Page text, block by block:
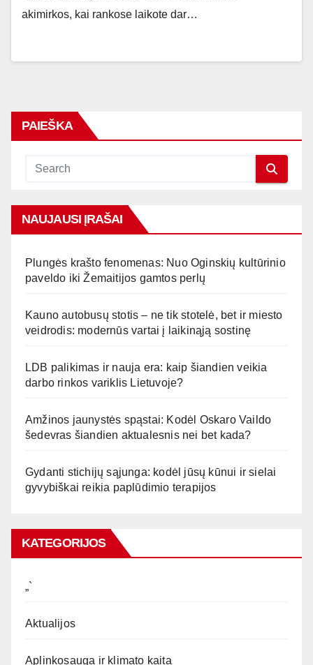
akimirkos, kai rankose laikote dar…
PAIEŠKA
NAUJAUSI ĮRAŠAI
Plungės krašto fenomenas: Nuo Oginskių kultūrinio
paveldo iki Žemaitijos gamtos perlų
Kauno autobusų stotis – ne tik stotelė, bet ir miesto
veidrodis: modernūs vartai į laikinąją sostinę
LDB palikimas ir nauja era: kaip šiandien veikia
darbo rinkos variklis Lietuvoje?
Amžinos jaunystės spąstai: Kodėl Oskaro Vaildo
šedevras šiandien aktualesnis nei bet kada?
Gydanti stichijų sąjunga: kodėl jūsų kūnui ir sielai
gyvybiškai reikia paplūdimio terapijos
KATEGORIJOS
„`
Aktualijos
Aplinkosauga ir klimato kaita